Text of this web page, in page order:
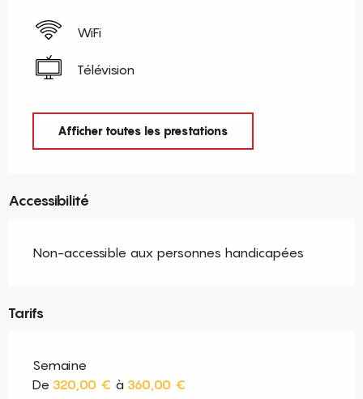
WiFi
Télévision
Afficher toutes les prestations
Accessibilité
Non-accessible aux personnes handicapées
Tarifs
Semaine
De 320,00 € à 360,00 €